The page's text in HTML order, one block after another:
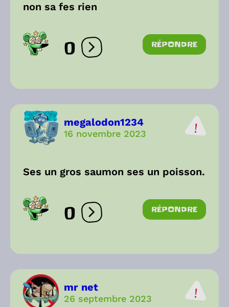
non sa fes rien
0 Ouvrir les réactions
RÉPONDRE
megalodon1234
16 novembre 2023
Ses un gros saumon ses un poisson.
0 Ouvrir les réactions
RÉPONDRE
mr net
26 septembre 2023